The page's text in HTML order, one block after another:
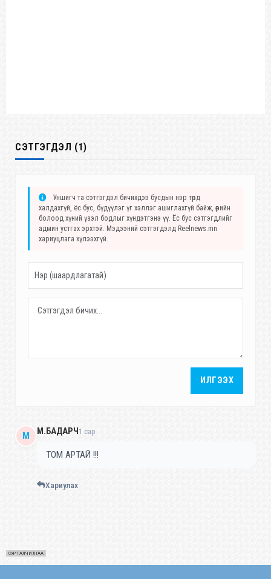
СЭТГЭГДЭЛ (1)
Уншигч та сэтгэгдэл бичихдээ бусдын нэр төрд
халдахгүй, ёс бус, бүдүүлэг үг хэллэг ашиглахгүй байж, өөрийн
болоод хүний үзэл бодлыг хүндэтгэнэ үү. Ёс бус сэтгэгдлийг
админ устгах эрхтэй. Мэдээний сэтгэгдэлд Reelnews.mn
хариуцлага хүлээхгүй.
ИЛГЭЭХ
М М.БАДАРЧ 1 сар
ТОМ АРТАЙ !!!
Хариулах
СУРТАЛЧИЛГАА